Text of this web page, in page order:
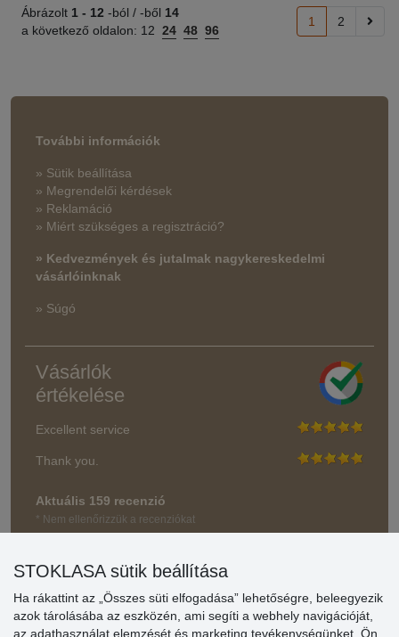
Ábrázolt 1 - 12 -ból / -ből 14
a következő oldalon: 12 24 48 96
1 2
További információk
» Sütik beállítása
» Megrendelői kérdések
» Reklamáció
» Miért szükséges a regisztráció?
» Kedvezmények és jutalmak nagykereskedelmi
vásárlóinknak
» Súgó
Vásárlók
értékelése
Excellent service
Thank you.
Aktuális 159 recenzió
* Nem ellenőrizzük a recenziókat
STOKLASA sütik beállítása
Ha rákattint az „Összes süti elfogadása” lehetőségre, beleegyezik
azok tárolásába az eszközén, ami segíti a webhely navigációját,
az adathasználat elemzését és marketing tevékenységünket. Ön